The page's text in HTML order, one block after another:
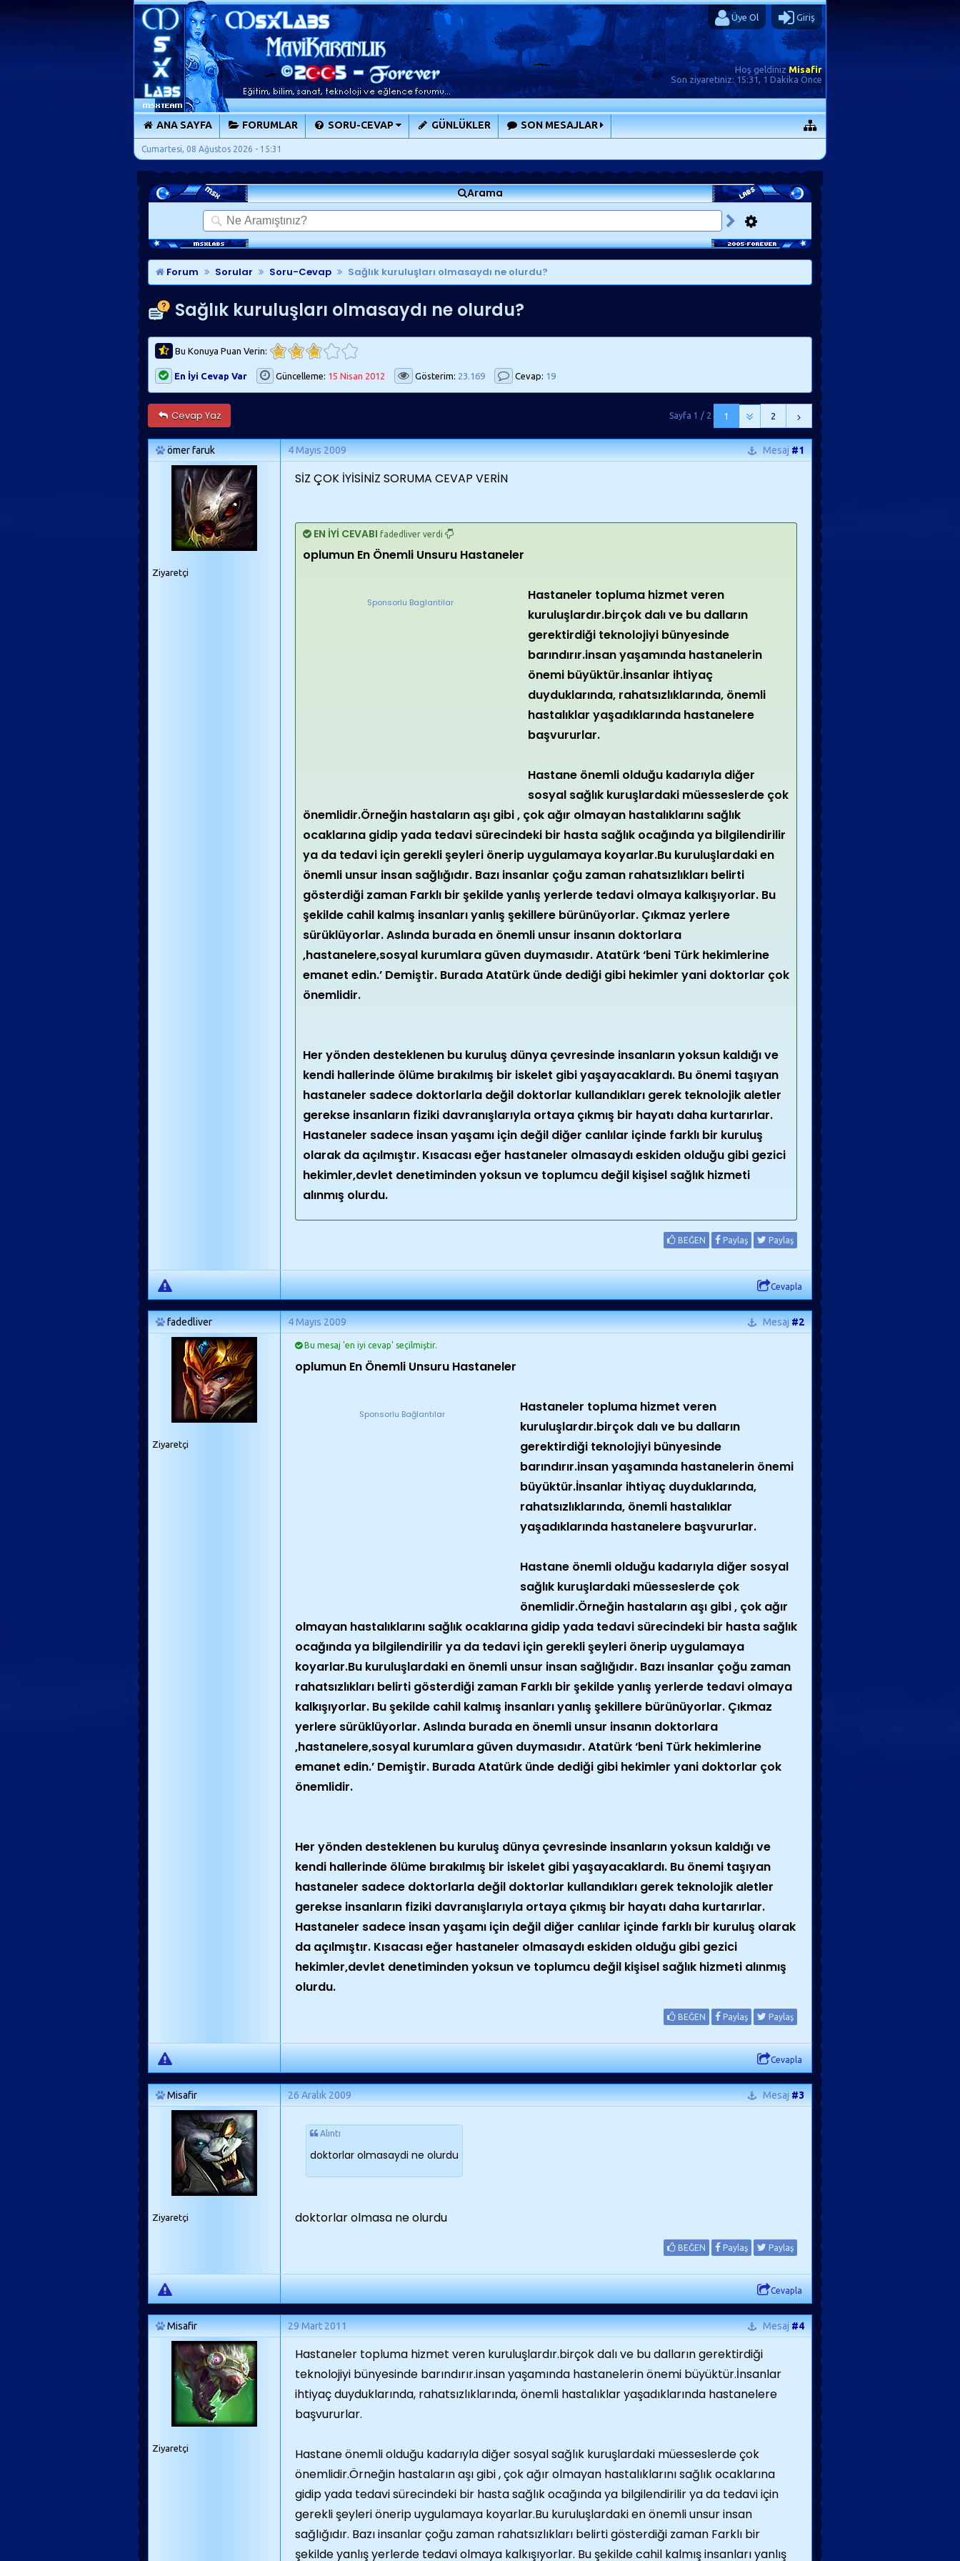
Üye Ol Giriş
Hoş geldiniz Misafir
Son ziyaretiniz:15:31, 1 Dakika Önce
ANA SAYFA FORUMLAR SORU-CEVAP GÜNLÜKLER SON MESAJLAR
Cumartesi, 08 Ağustos 2026 - 15:31
Arama
Forum Sorular Soru-Cevap Sağlık kuruluşları olmasaydı ne olurdu?
Sağlık kuruluşları olmasaydı ne olurdu?
Bu Konuya Puan Verin:
En İyi Cevap Var Güncelleme: 15 Nisan 2012 Gösterim: 23.169 Cevap: 19
Cevap Yaz 1 2
Sayfa 1 / 2
ömer faruk 4 Mayıs 2009 Mesaj#1
Ziyaretçi
SİZ ÇOK İYİSİNİZ SORUMA CEVAP VERİN
EN İYİ CEVABI fadedliver verdi
oplumun En Önemli Unsuru Hastaneler
Sponsorlu Baglantilar
Hastaneler topluma hizmet veren
kuruluşlardır.birçok dalı ve bu dalların
gerektirdiği teknolojiyi bünyesinde
barındırır.insan yaşamında hastanelerin
önemi büyüktür.İnsanlar ihtiyaç
duyduklarında, rahatsızlıklarında, önemli
hastalıklar yaşadıklarında hastanelere
başvururlar.
Hastane önemli olduğu kadarıyla diğer
sosyal sağlık kuruşlardaki müesseslerde çok
önemlidir.Örneğin hastaların aşı gibi , çok ağır olmayan hastalıklarını sağlık
ocaklarına gidip yada tedavi sürecindeki bir hasta sağlık ocağında ya bilgilendirilir
ya da tedavi için gerekli şeyleri önerip uygulamaya koyarlar.Bu kuruluşlardaki en
önemli unsur insan sağlığıdır. Bazı insanlar çoğu zaman rahatsızlıkları belirti
gösterdiği zaman Farklı bir şekilde yanlış yerlerde tedavi olmaya kalkışıyorlar. Bu
şekilde cahil kalmış insanları yanlış şekillere bürünüyorlar. Çıkmaz yerlere
sürüklüyorlar. Aslında burada en önemli unsur insanın doktorlara
,hastanelere,sosyal kurumlara güven duymasıdır. Atatürk ‘beni Türk hekimlerine
emanet edin.’ Demiştir. Burada Atatürk ünde dediği gibi hekimler yani doktorlar çok
önemlidir.
Her yönden desteklenen bu kuruluş dünya çevresinde insanların yoksun kaldığı ve
kendi hallerinde ölüme bırakılmış bir iskelet gibi yaşayacaklardı. Bu önemi taşıyan
hastaneler sadece doktorlarla değil doktorlar kullandıkları gerek teknolojik aletler
gerekse insanların fiziki davranışlarıyla ortaya çıkmış bir hayatı daha kurtarırlar.
Hastaneler sadece insan yaşamı için değil diğer canlılar içinde farklı bir kuruluş
olarak da açılmıştır. Kısacası eğer hastaneler olmasaydı eskiden olduğu gibi gezici
hekimler,devlet denetiminden yoksun ve toplumcu değil kişisel sağlık hizmeti
alınmış olurdu.
BEĞEN Paylaş Paylaş
Cevapla
fadedliver 4 Mayıs 2009 Mesaj#2
Ziyaretçi
Bu mesaj 'en iyi cevap' seçilmiştir.
oplumun En Önemli Unsuru Hastaneler
Sponsorlu Bağlantılar
Hastaneler topluma hizmet veren
kuruluşlardır.birçok dalı ve bu dalların
gerektirdiği teknolojiyi bünyesinde
barındırır.insan yaşamında hastanelerin önemi
büyüktür.İnsanlar ihtiyaç duyduklarında,
rahatsızlıklarında, önemli hastalıklar
yaşadıklarında hastanelere başvururlar.
Hastane önemli olduğu kadarıyla diğer sosyal
sağlık kuruşlardaki müesseslerde çok
önemlidir.Örneğin hastaların aşı gibi , çok ağır
olmayan hastalıklarını sağlık ocaklarına gidip yada tedavi sürecindeki bir hasta sağlık
ocağında ya bilgilendirilir ya da tedavi için gerekli şeyleri önerip uygulamaya
koyarlar.Bu kuruluşlardaki en önemli unsur insan sağlığıdır. Bazı insanlar çoğu zaman
rahatsızlıkları belirti gösterdiği zaman Farklı bir şekilde yanlış yerlerde tedavi olmaya
kalkışıyorlar. Bu şekilde cahil kalmış insanları yanlış şekillere bürünüyorlar. Çıkmaz
yerlere sürüklüyorlar. Aslında burada en önemli unsur insanın doktorlara
,hastanelere,sosyal kurumlara güven duymasıdır. Atatürk ‘beni Türk hekimlerine
emanet edin.’ Demiştir. Burada Atatürk ünde dediği gibi hekimler yani doktorlar çok
önemlidir.
Her yönden desteklenen bu kuruluş dünya çevresinde insanların yoksun kaldığı ve
kendi hallerinde ölüme bırakılmış bir iskelet gibi yaşayacaklardı. Bu önemi taşıyan
hastaneler sadece doktorlarla değil doktorlar kullandıkları gerek teknolojik aletler
gerekse insanların fiziki davranışlarıyla ortaya çıkmış bir hayatı daha kurtarırlar.
Hastaneler sadece insan yaşamı için değil diğer canlılar içinde farklı bir kuruluş olarak
da açılmıştır. Kısacası eğer hastaneler olmasaydı eskiden olduğu gibi gezici
hekimler,devlet denetiminden yoksun ve toplumcu değil kişisel sağlık hizmeti alınmış
olurdu.
BEĞEN Paylaş Paylaş
Cevapla
Misafir 26 Aralık 2009 Mesaj#3
Ziyaretçi
Alıntı
doktorlar olmasaydi ne olurdu
doktorlar olmasa ne olurdu
BEĞEN Paylaş Paylaş
Cevapla
Misafir 29 Mart 2011 Mesaj#4
Ziyaretçi
Hastaneler topluma hizmet veren kuruluşlardır.birçok dalı ve bu dalların gerektirdiği
teknolojiyi bünyesinde barındırır.insan yaşamında hastanelerin önemi büyüktür.İnsanlar
ihtiyaç duyduklarında, rahatsızlıklarında, önemli hastalıklar yaşadıklarında hastanelere
başvururlar.
Hastane önemli olduğu kadarıyla diğer sosyal sağlık kuruşlardaki müesseslerde çok
önemlidir.Örneğin hastaların aşı gibi , çok ağır olmayan hastalıklarını sağlık ocaklarına
gidip yada tedavi sürecindeki bir hasta sağlık ocağında ya bilgilendirilir ya da tedavi için
gerekli şeyleri önerip uygulamaya koyarlar.Bu kuruluşlardaki en önemli unsur insan
sağlığıdır. Bazı insanlar çoğu zaman rahatsızlıkları belirti gösterdiği zaman Farklı bir
şekilde yanlış yerlerde tedavi olmaya kalkışıyorlar. Bu şekilde cahil kalmış insanları yanlış